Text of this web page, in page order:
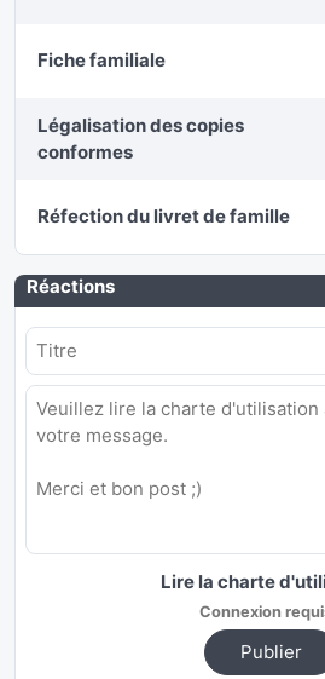
Fiche familiale
Légalisation des copies
conformes
Réfection du livret de famille
Réactions
Lire la charte
Connexion
Publier